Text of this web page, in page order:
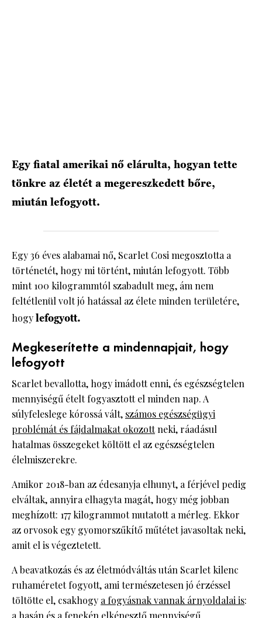
Egy fiatal amerikai nő elárulta, hogyan tette
tönkre az életét a megereszkedett bőre,
miután lefogyott.
Egy 36 éves alabamai nő, Scarlet Cosi megosztotta a
történetét, hogy mi történt, miután lefogyott. Több
mint 100 kilogrammtól szabadult meg, ám nem
feltétlenül volt jó hatással az élete minden területére,
hogylefogyott.
Megkeserítette a mindennapjait, hogy
lefogyott
Scarlet bevallotta, hogy imádott enni, és egészségtelen
mennyiségű ételt fogyasztott el minden nap. A
súlyfeleslege kórossá vált, számos egészségügyi
problémát és fájdalmakat okozottneki, ráadásul
hatalmas összegeket költött el az egészségtelen
élelmiszerekre.
Amikor 2018-ban az édesanyja elhunyt, a férjével pedig
elváltak, annyira elhagyta magát, hogy még jobban
meghízott: 177 kilogrammot mutatott a mérleg. Ekkor
az orvosok egy gyomorszűkítő műtétet javasoltak neki,
amit el is végeztetett.
A beavatkozás és az életmódváltás után Scarlet kilenc
ruhaméretet fogyott, ami természetesen jó érzéssel
töltötte el, csakhogy a fogyásnak vannak árnyoldalai is:
a hasán és a fenekén elképesztő mennyiségű